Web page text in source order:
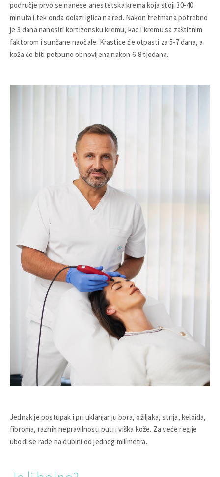
područje prvo se nanese anestetska krema koja stoji 30-40
minuta i tek onda dolazi iglica na red. Nakon tretmana potrebno
je 3 dana nanositi kortizonsku kremu, kao i kremu sa zaštitnim
faktorom i sunčane naočale. Krastice će otpasti za 5-7 dana, a
koža će biti potpuno obnovljena nakon 6-8 tjedana.
Jednak je postupak i pri uklanjanju bora, ožiljaka, strija, keloida,
fibroma, raznih nepravilnosti puti i viška kože. Za veće regije
ubodi se rade na dubini od jednog milimetra.